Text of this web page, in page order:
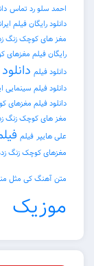
احمد سلو رد تماس
دانلود رایگان فیلم
مغز های کوچک زنگ
رایگان فیلم مغزهای
دانلود فیلم
دانلود فیلم
دانلود فیلم مغزهای
مغز های کوچک زنگ
علی هایپر فیلم
مغزهای کوچک زنگ
متن آهنگ کی مثل
موزیک